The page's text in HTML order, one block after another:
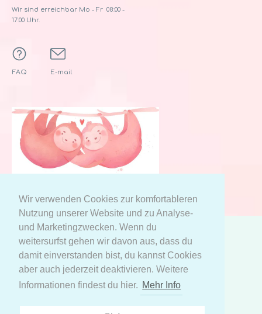
Wir verwenden Cookies zur komfortableren
Nutzung unserer Website und zu Analyse-
und Marketingzwecken. Wenn du
weitersurfst gehen wir davon aus, dass du
damit einverstanden bist, du kannst Cookies
aber auch jederzeit deaktivieren. Weitere
Informationen findest du hier. Mehr Info
Wir sind erreichbar Mo - Fr 08:00 -
17:00 Uhr.
FAQ E-mail
AGB Datenschutzerklärung
Meine persönlichen Daten
Facebook Instagram